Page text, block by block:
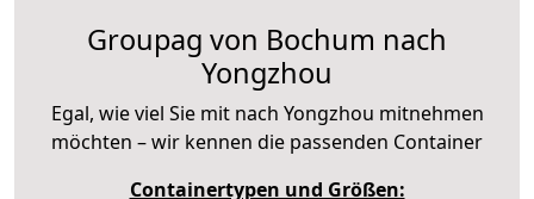
Groupag von Bochum nach
Yongzhou
Egal, wie viel Sie mit nach Yongzhou mitnehmen
möchten – wir kennen die passenden Container
Containertypen und Größen: